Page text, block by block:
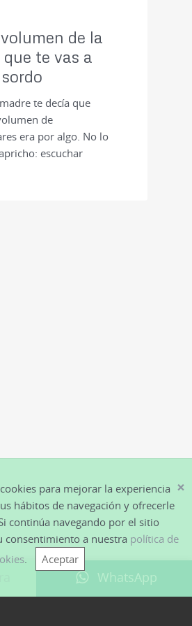
WhatsApp
de la
te vas a
te decía que
de
era por algo. No lo
escuchar
auditivas
la pasión, los hits, el
juegan su papel.…
×
para mejorar la experiencia
hábitos de navegación y ofrecerle
continúa navegando por el sitio
consentimiento a nuestra política de
. Aceptar